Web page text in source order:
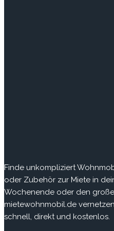
Finde unkompliziert
oder Zubehör zur Miete in
Wochenende oder den
mietewohnmobil.de
schnell, direkt und kostenlos.